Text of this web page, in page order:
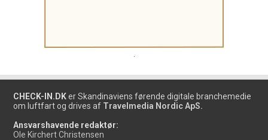
CHECK-IN.DK er Skandinaviens førende digitale branchemedie
om luftfart og drives af Travelmedia Nordic ApS.
Ansvarshavende redaktør:
Ole Kirchert Christensen